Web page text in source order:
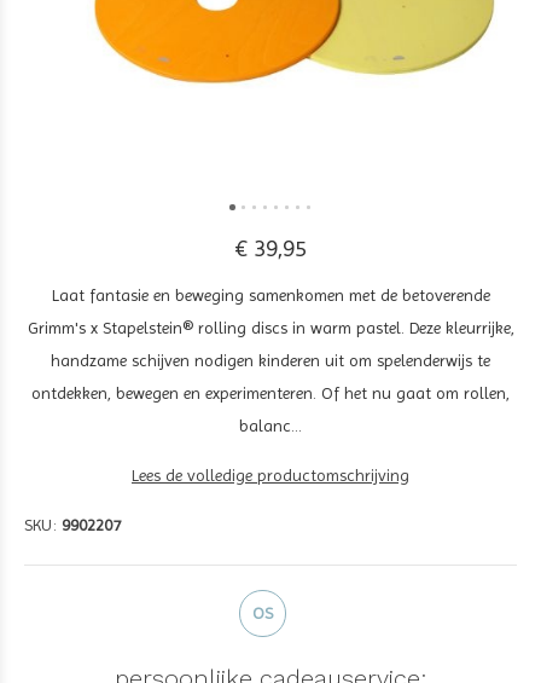
€ 39,95
Laat fantasie en beweging samenkomen met de betoverende
Grimm's x Stapelstein® rolling discs in warm pastel. Deze kleurrijke,
handzame schijven nodigen kinderen uit om spelenderwijs te
ontdekken, bewegen en experimenteren. Of het nu gaat om rollen,
balanc...
Lees de volledige productomschrijving
SKU: 9902207
OS